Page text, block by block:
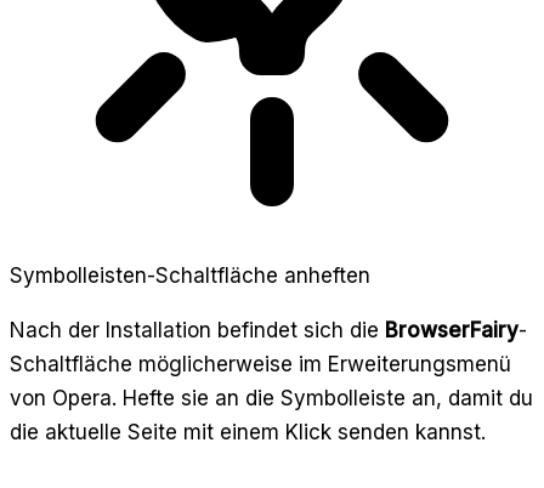
Symbolleisten-Schaltfläche anheften
Nach der Installation befindet sich die BrowserFairy-
Schaltfläche möglicherweise im Erweiterungsmenü
von Opera. Hefte sie an die Symbolleiste an, damit du
die aktuelle Seite mit einem Klick senden kannst.